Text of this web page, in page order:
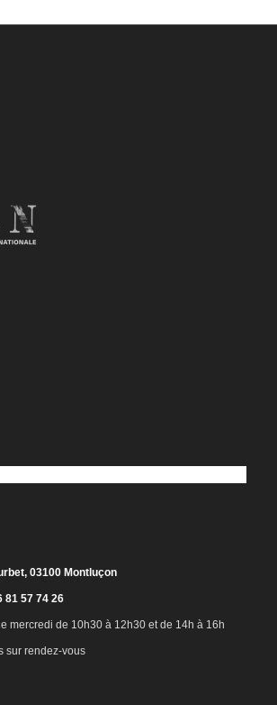
03100 Montluçon
81 57 74 26
mercredi de 10h30 à 12h30 et de 14h à 16h
sur rendez-vous